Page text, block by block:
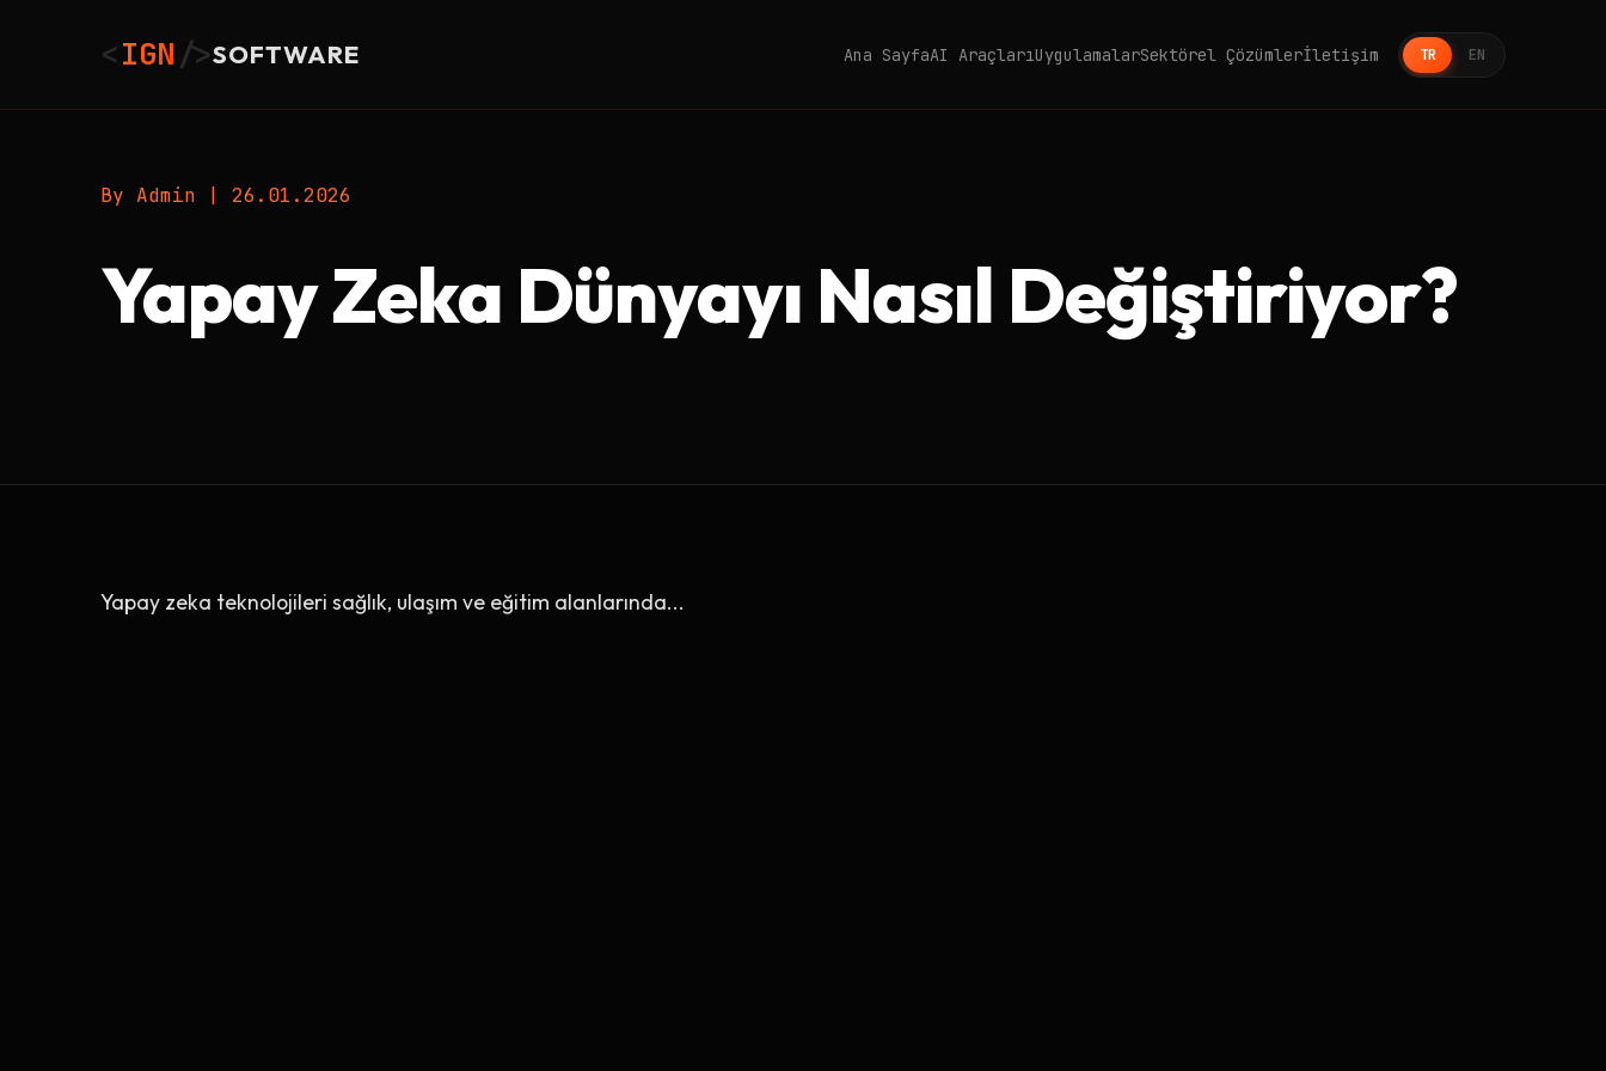
<IGN />SOFTWARE Ana SayfaAI AraçlarıUygulamalarSektörel Çözümlerİletişim TR EN
By Admin 26.01.2026
Yapay Zeka Dünyayı Nasıl Değiştiriyor?
Yapay zeka teknolojileri sağlık, ulaşım ve eğitim alanlarında...